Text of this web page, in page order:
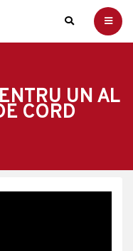
UN AL
CORD